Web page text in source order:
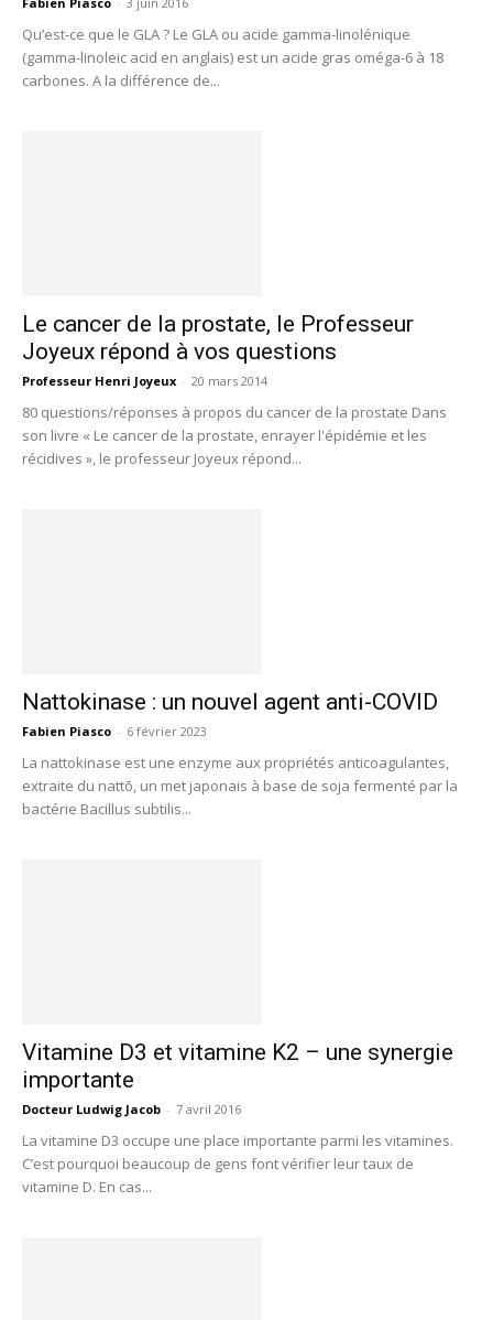
Qu’est-ce que le GLA ? Le GLA ou acide gamma-linolénique
(gamma-linoleic acid en anglais) est un acide gras oméga-6 à 18
carbones. A la différence de...
Le cancer de la prostate, le Professeur
Joyeux répond à vos questions
Professeur Henri Joyeux - 20 mars 2014
80 questions/réponses à propos du cancer de la prostate Dans
son livre « Le cancer de la prostate, enrayer l'épidémie et les
récidives », le professeur Joyeux répond...
Nattokinase : un nouvel agent anti-COVID
Fabien Piasco - 6 février 2023
La nattokinase est une enzyme aux propriétés anticoagulantes,
extraite du nattō, un met japonais à base de soja fermenté par la
bactérie Bacillus subtilis...
Vitamine D3 et vitamine K2 – une synergie
importante
Docteur Ludwig Jacob - 7 avril 2016
La vitamine D3 occupe une place importante parmi les vitamines.
C’est pourquoi beaucoup de gens font vérifier leur taux de
vitamine D. En cas...